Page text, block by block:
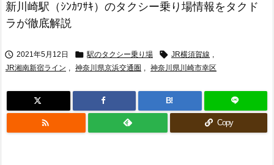
新川崎駅（ｼﾝｶﾜｻｷ）のタクシー乗り場情報をタクド
ラが徹底解説
 2021年5月12日  駅のタクシー乗り場  JR横須賀線 ,
JR湘南新宿ライン , 神奈川県京浜交通圏 , 神奈川県川崎市幸区
B!
 Copy